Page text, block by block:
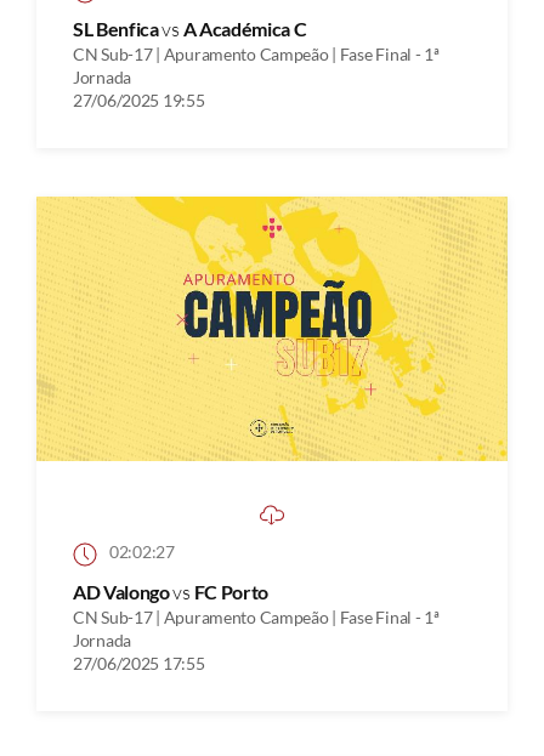
SL Benficavs A Académica C
CN Sub-17 | Apuramento Campeão | Fase Final - 1ª
Jornada
27/06/2025 19:55
02:02:27
AD Valongovs FC Porto
CN Sub-17 | Apuramento Campeão | Fase Final - 1ª
Jornada
27/06/2025 17:55